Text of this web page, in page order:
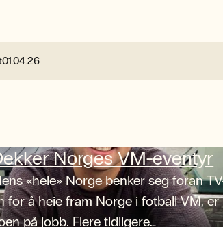
01.04.26
Norges VM-eventyr
«hele» Norge benker seg foran
for å heie fram Norge i fotball-VM, er
på jobb. Flere tidligere